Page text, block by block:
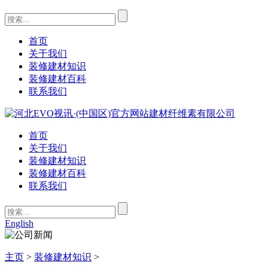
首页
关于我们
装修建材知识
装修建材百科
联系我们
首页
关于我们
装修建材知识
装修建材百科
联系我们
English
主页 > 装修建材知识 >